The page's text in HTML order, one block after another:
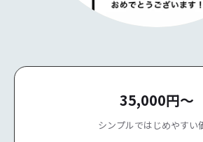
35,000円〜
シンプルではじめやすい